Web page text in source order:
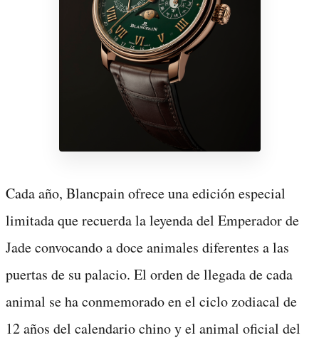
Cada año, Blancpain ofrece una edición especial
limitada que recuerda la leyenda del Emperador de
Jade convocando a doce animales diferentes a las
puertas de su palacio. El orden de llegada de cada
animal se ha conmemorado en el ciclo zodiacal de
12 años del calendario chino y el animal oficial del